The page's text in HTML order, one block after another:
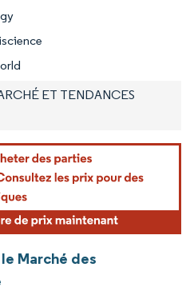
ET TENDANCES
Marché des